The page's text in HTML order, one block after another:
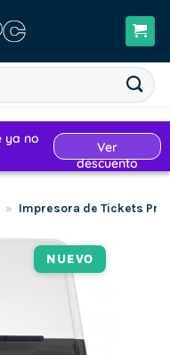
» Impresora de Tickets
NUEVO